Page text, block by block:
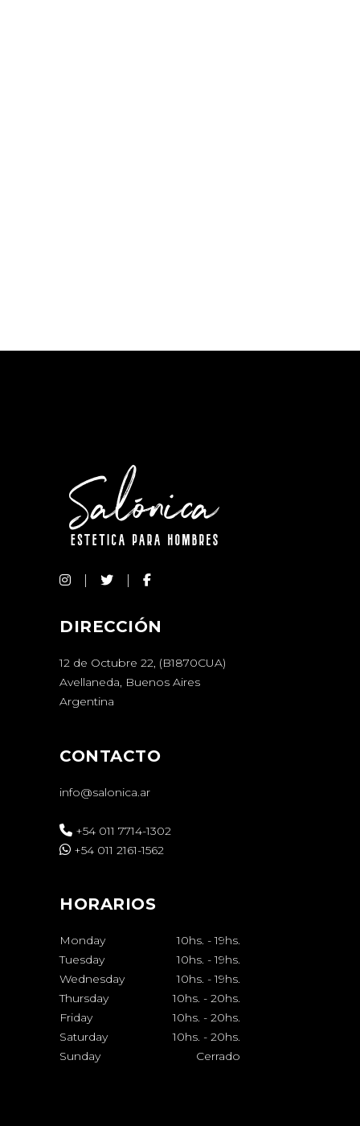
DIRECCIÓN
12 de Octubre 22, (B1870CUA)
Avellaneda, Buenos Aires
Argentina
CONTACTO
info@salonica.ar
+54 011 7714-1302
+54 011 2161-1562
HORARIOS
Monday 10hs. - 19hs.
Tuesday
10hs. - 19hs.
Wednesday
10hs. - 19hs.
Thursday
10hs. - 20hs.
Friday
10hs. - 20hs.
Saturday
10hs. - 20hs.
Sunday
Cerrado